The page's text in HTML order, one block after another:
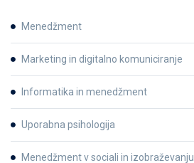
Menedžment
Marketing in digitalno komuniciranje
Informatika in menedžment
Uporabna psihologija
Menedžment v sociali in izobraževanju